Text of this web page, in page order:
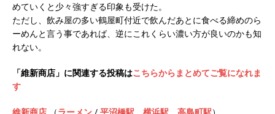
めていくと少々強すぎる印象も受けた。
ただし、飲み屋の多い鶴屋町付近で飲んだあとに食べる締めのら
ーめんと言う事であれば、逆にこれくらい濃い方が良いのかも知
れない。
「維新商店」に関連する投稿はこちらからまとめてご覧になれま
す